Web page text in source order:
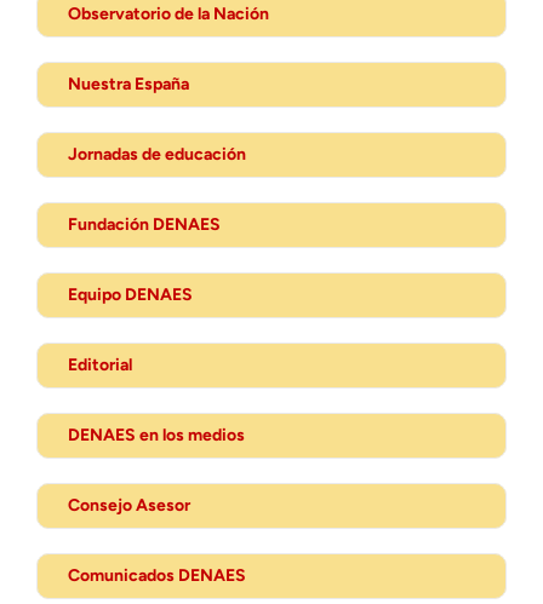
Observatorio de la Nación
Nuestra España
Jornadas de educación
Fundación DENAES
Equipo DENAES
Editorial
DENAES en los medios
Consejo Asesor
Comunicados DENAES